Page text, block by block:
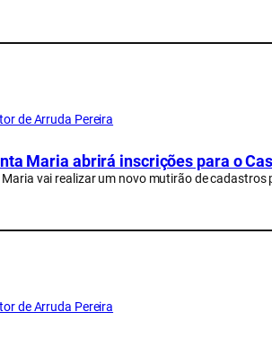
de Arruda Pereira
Maria abrirá inscrições para o
vai realizar um novo mutirão de
de Arruda Pereira